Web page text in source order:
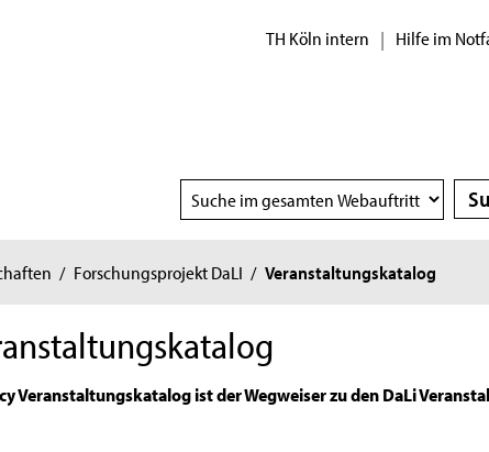
TH Köln intern | Hilfe im
Suchbereich
wählen
/ Forschungsprojekt DaLI / Veranstaltungskatalog
Veranstaltungskatalog ist der Wegweiser zu den DaLi